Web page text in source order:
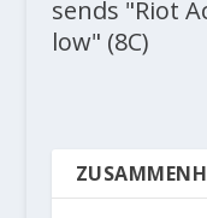
sends "Riot
low" (8C)